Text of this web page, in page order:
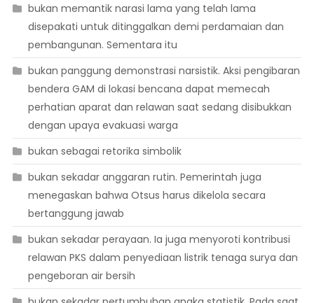
bukan memantik narasi lama yang telah lama
disepakati untuk ditinggalkan demi perdamaian dan
pembangunan. Sementara itu
bukan panggung demonstrasi narsistik. Aksi pengibaran
bendera GAM di lokasi bencana dapat memecah
perhatian aparat dan relawan saat sedang disibukkan
dengan upaya evakuasi warga
bukan sebagai retorika simbolik
bukan sekadar anggaran rutin. Pemerintah juga
menegaskan bahwa Otsus harus dikelola secara
bertanggung jawab
bukan sekadar perayaan. Ia juga menyoroti kontribusi
relawan PKS dalam penyediaan listrik tenaga surya dan
pengeboran air bersih